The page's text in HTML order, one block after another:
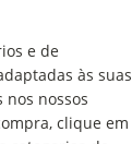
e de
às suas
nossos
clique em